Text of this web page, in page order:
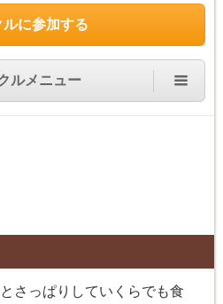
ルに参加する
ルメニュー
さっぱりしていくらでも食